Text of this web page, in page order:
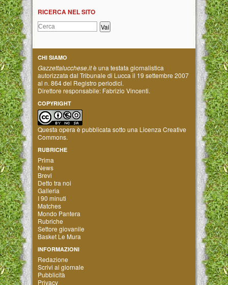
RICERCA NEL SITO
CHI SIAMO
Gazzettalucchese.itè una testata giornalistica
autorizzata dal Tribunale di Lucca il 19 settembre 2007
al n. 864 del Registro periodici.
Direttore responsabile: Fabrizio Vincenti.
COPYRIGHT
Questa opera è pubblicata sotto una Licenza Creative
Commons.
RUBRICHE
Prima
News
Brevi
Detto tra noi
Galleria
I 90 minuti
Matches
Mondo Pantera
Rubriche
Settore giovanile
Basket Le Mura
INFORMAZIONI
Redazione
Scrivi al giornale
Pubblicità
Privacy